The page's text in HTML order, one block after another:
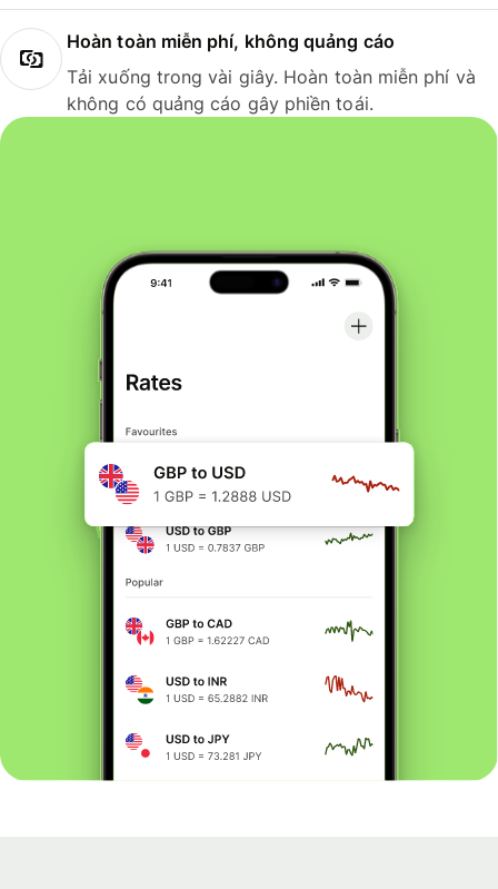
Hoàn toàn miễn phí, không quảng cáo
Tải xuống trong vài giây. Hoàn toàn miễn phí và
không có quảng cáo gây phiền toái.